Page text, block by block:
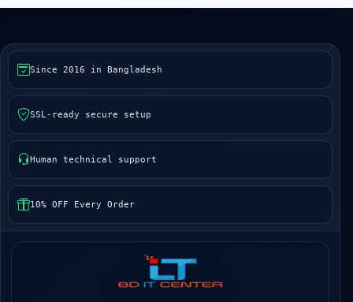
Since 2016 in Bangladesh
SSL-ready secure setup
Human technical support
10% OFF Every Order